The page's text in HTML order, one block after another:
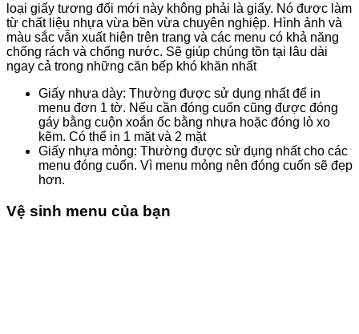
loại giấy tương đối mới này không phải là giấy. Nó được làm
từ chất liệu nhựa vừa bền vừa chuyên nghiệp. Hình ảnh và
màu sắc vẫn xuất hiện trên trang và các menu có khả năng
chống rách và chống nước. Sẽ giúp chúng tồn tại lâu dài
ngay cả trong những căn bếp khó khăn nhất
Giấy nhựa dày: Thường được sử dụng nhất để in
menu đơn 1 tờ. Nếu cần đóng cuốn cũng được đóng
gáy bằng cuộn xoắn ốc bằng nhựa hoặc đóng lò xo
kẽm. Có thể in 1 mặt và 2 mặt
Giấy nhựa mỏng: Thường được sử dụng nhất cho các
menu đóng cuốn. Vì menu mỏng nên đóng cuốn sẽ đẹp
hơn.
Vệ sinh menu của bạn